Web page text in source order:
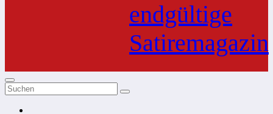
endgültige
Satiremagazin